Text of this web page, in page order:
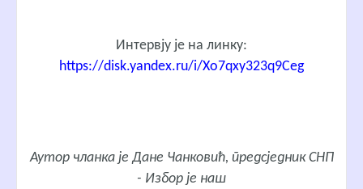
Интервју је на линку:
https://disk.yandex.ru/i/Xo7qxy323q9Ceg
Аутор чланка је Дане Чанковић, предсједник СНП
- Избор је наш